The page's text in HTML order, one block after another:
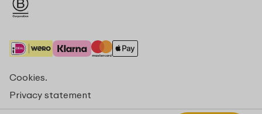
Cookies.
Privacy statement